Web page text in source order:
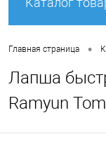
Главная страница •
Лапша
Ramyun